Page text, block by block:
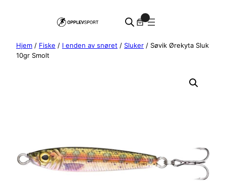
Hjem / Fiske / I enden av snøret / Sluker / Søvik Ørekyta Sluk
10gr Smolt